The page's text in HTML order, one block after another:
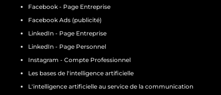
Facebook - Page Entreprise
Facebook Ads (publicité)
LinkedIn - Page Entreprise
LinkedIn - Page Personnel
Instagram - Compte Professionnel
Les bases de l'intelligence artificielle
L'intelligence artificielle au service de la communication